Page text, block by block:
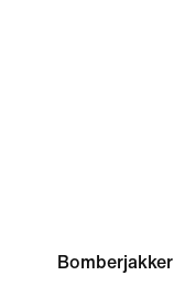
Bomberjakker